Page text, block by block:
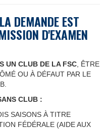
DEMANDE EST
D'EXAMEN
UN CLUB DE LA FSC , ÊTRE
OU À DÉFAUT PAR LE
CLUB :
SAISONS À TITRE
FÉDÉRALE (AIDE AUX